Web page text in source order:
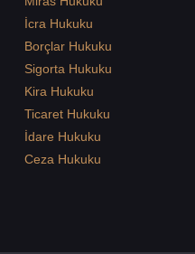
İcra Hukuku
Borçlar Hukuku
Sigorta Hukuku
Kira Hukuku
Ticaret Hukuku
İdare Hukuku
Ceza Hukuku